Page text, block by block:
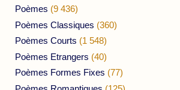
Poèmes (9 436)
Poèmes Classiques (360)
Poèmes Courts (1 548)
Poèmes Etrangers (40)
Poèmes Formes Fixes (77)